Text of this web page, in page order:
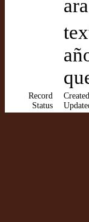
Record
Status